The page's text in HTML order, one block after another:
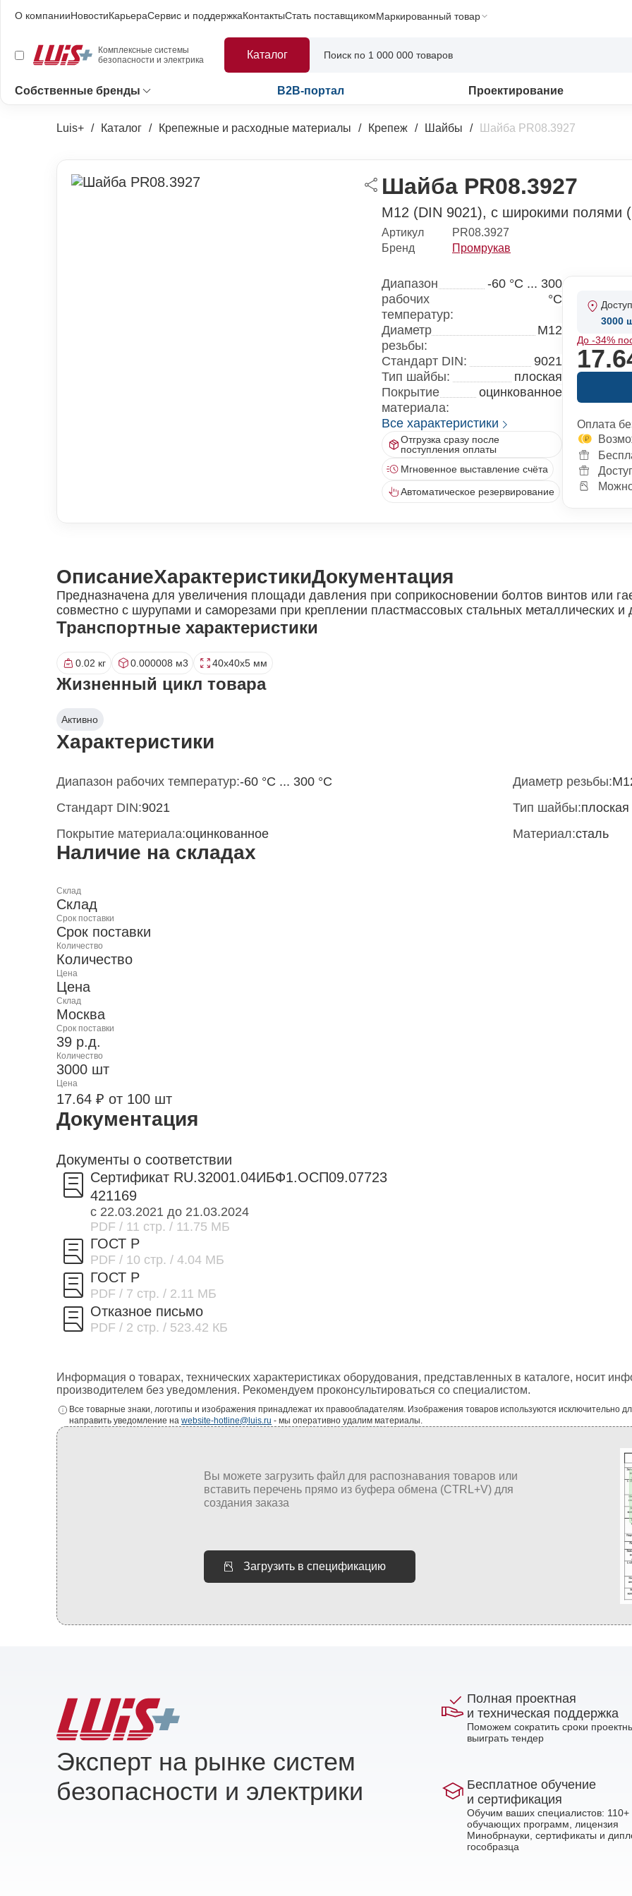
О компанииНовостиКарьераСервис и поддержкаКонтактыСтать поставщикомМаркированный товар
Комплексные системы
безопасности и электрика
Каталог
Собственные бренды B2B-портал Проектирование
Luis+ Каталог Крепежные и расходные материалы Крепеж Шайбы Шайба PR08.3927
Шайба PR08.3927
M12 (DIN 9021), с широкими полями
Артикул
PR08.3927
Бренд
Промрукав
Диапазон
рабочих
температур:
-60 °С ... 300
°С
Диаметр
резьбы:
M12
Стандарт DIN:
9021
Тип шайбы:
плоская
Покрытие
материала:
оцинкованное
Все характеристики
Отгрузка сразу после
поступления оплаты
Мгновенное выставление счёта
Автоматическое резервирование
3000
До -34%
Оплата
Можно
ОписаниеХарактеристикиДокументация
Предназначена для увеличения площади давления при соприкосновении болтов винтов или
совместно с шурупами и саморезами при креплении пластмассовых стальных металлических
Транспортные характеристики
0.02 кг 0.000008 м3 40x40x5 мм
Жизненный цикл товара
Активно
Характеристики
Диапазон рабочих температур:-60 °С ... 300 °С Диаметр резьбы:
Стандарт DIN:9021 Тип шайбы:плоская
Покрытие материала:оцинкованное Материал:сталь
Наличие на складах
Склад
Склад
Срок поставки
Срок поставки
Количество
Количество
Цена
Цена
Склад
Москва
Срок поставки
39 р.д.
Количество
3000 шт
Цена
17.64 ₽ от 100 шт
Документация
Документы о соответствии
Сертификат RU.32001.04ИБФ1.ОСП09.07723
421169
с 22.03.2021 до 21.03.2024
PDF / 11 стр. / 11.75 МБ
ГОСТ Р
PDF / 10 стр. / 4.04 МБ
ГОСТ Р
PDF / 7 стр. / 2.11 МБ
Отказное письмо
PDF / 2 стр. / 523.42 КБ
Информация о товарах, технических характеристиках оборудования, представленных в каталоге, носит
производителем без уведомления. Рекомендуем проконсультироваться со специалистом.
Все товарные знаки, логотипы и изображения принадлежат их правообладателям. Изображения товаров используются
направить уведомление на website-hotline@luis.ru - мы оперативно удалим материалы.
Загрузить в спецификацию
Эксперт на рынке систем
безопасности и электрики
Полная проектная
и техническая поддержка
Поможем сократить сроки
выиграть тендер
Бесплатное обучение
и сертификация
Обучим ваших специалистов: 110+
обучающих программ, лицензия
Минобрнауки, сертификаты и
гособразца